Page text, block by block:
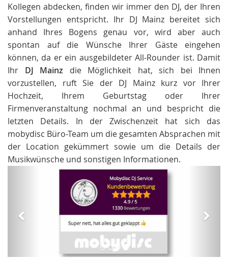
Kollegen abdecken, finden wir immer den DJ, der Ihren
Vorstellungen entspricht. Ihr DJ Mainz bereitet sich
anhand Ihres Bogens genau vor, wird aber auch
spontan auf die Wünsche Ihrer Gäste eingehen
können, da er ein ausgebildeter All-Rounder ist. Damit
Ihr DJ Mainz die Möglichkeit hat, sich bei Ihnen
vorzustellen, ruft Sie der DJ Mainz kurz vor Ihrer
Hochzeit, Ihrem Geburtstag oder Ihrer
Firmenveranstaltung nochmal an und bespricht die
letzten Details. In der Zwischenzeit hat sich das
mobydisc Büro-Team um die gesamten Absprachen mit
der Location gekümmert sowie um die Details der
Musikwünsche und sonstigen Informationen.
Hochzeit DJs